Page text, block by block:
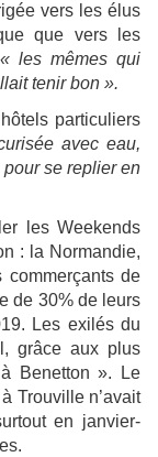
vers les élus
que vers les
« les mêmes qui
tenir bon ».
particuliers
avec eau,
se replier en
les Weekends
: la Normandie,
commerçants de
de 30% de leurs
Les exilés du
grâce aux plus
Benetton ». Le
Trouville n’avait
en janvier-